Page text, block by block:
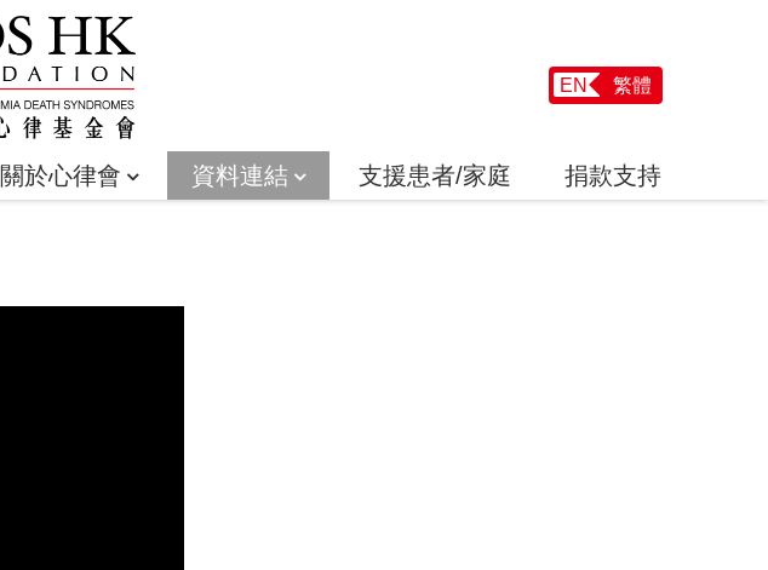
EN 繁體
關於心律會 資料連結 支援患者/家庭 捐款支持